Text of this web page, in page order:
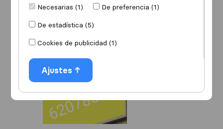
Información Valoraciones
Necesarias (1)
De preferencia (1)
De estadística (5)
Cookies de publicidad (1)
Ajustes